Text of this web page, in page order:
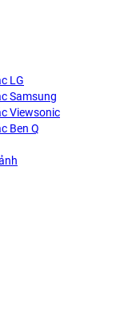
LG
Samsung
Viewsonic
Ben Q